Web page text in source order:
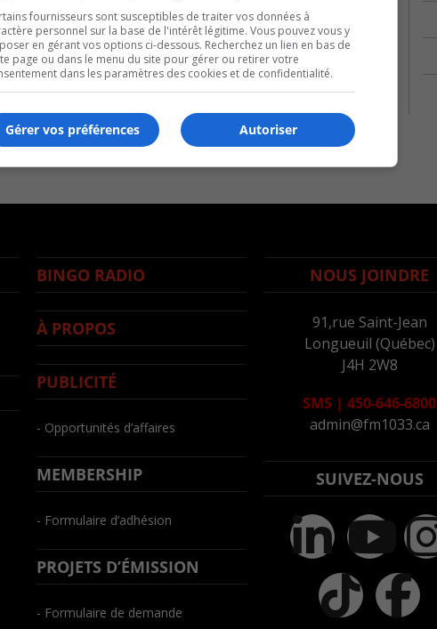
BINGO RADIO
À PROPOS
PUBLICITÉ
- Opportunités d’affaires
MEMBERSHIP
- Formulaire d’adhésion
PROJETS D’ÉMISSION
- Formulaire de demande
NOUS JOINDRE
91,rue Saint-Jean
Longueuil (Québec)
J4H 2W8
SMS | 450-646-6800
admin@fm1033.ca
SUIVEZ-NOUS
fournisseurs sont susceptibles de traiter vos données à
personnel sur la base de l'intérêt légitime. Vous pouvez vous y
en gérant vos options ci-dessous. Recherchez un lien en bas de
page ou dans le menu du site pour gérer ou retirer votre
dans les paramètres des cookies et de confidentialité.
Autoriser
Gérer vos préférences